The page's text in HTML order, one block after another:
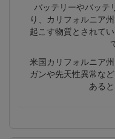
バッテリーやバッテ
り、カリフォルニア
起こす物質とされて
米国カリフォルニア
ガンや先天性異常な
ある